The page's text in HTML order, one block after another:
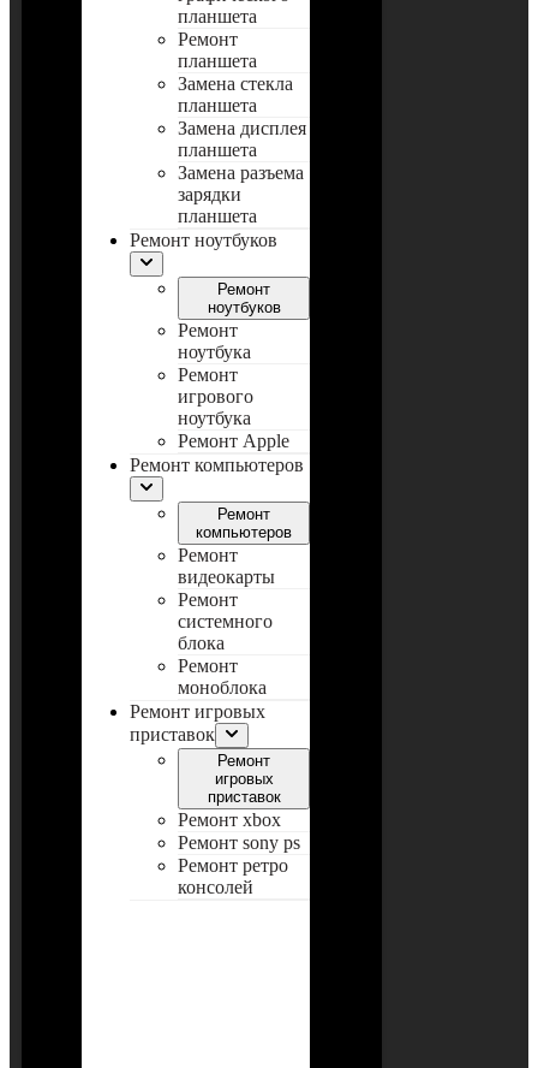
планшета
Ремонт
планшета
Замена стекла
планшета
Замена дисплея
планшета
Замена разъема
зарядки
планшета
Ремонт ноутбуков
Ремонт
ноутбуков
Ремонт
ноутбука
Ремонт
игрового
ноутбука
Ремонт Apple
Ремонт компьютеров
Ремонт
компьютеров
Ремонт
видеокарты
Ремонт
системного
блока
Ремонт
моноблока
Ремонт игровых
приставок
Ремонт
игровых
приставок
Ремонт xbox
Ремонт sony ps
Ремонт ретро
консолей